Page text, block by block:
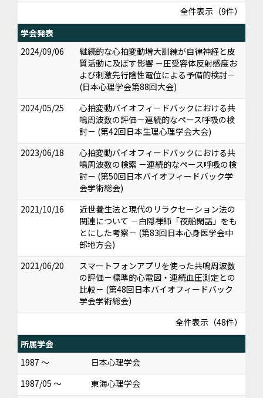
全件表示（9件）
学会発表
2024/09/06
継続的な心拍変動増大訓練が自律神経と皮
質活動に及ぼす影響 －圧受容体反射感度お
よび刺激先行陰性電位による予備的検討－
(日本心理学会第88回大会)
2024/05/25
心拍変動バイオフィードバックにおける共
鳴周波数の評価－連続的なペース呼吸の検
討－ (第42回日本生理心理学会大会)
2023/06/18
心拍変動バイオフィードバックにおける共
鳴周波数の検索 －連続的なペース呼吸の検
討－ (第50回日本バイオフィードバック学
会学術総会)
2021/10/16
近世養生法と現代のリラクセーション法の
関連について －白隠禅師「夜船閑話」をも
とにした考察－ (第83回日本心身医学会中
部地方会)
2021/06/20
スマートフォンアプリを使った共鳴周波数
の評価－標準的心電図・連続血圧測定との
比較－ (第48回日本バイオフィードバック
学会学術総会)
全件表示（48件）
所属学会
1987 ～
日本心理学会
1987/05 ～
東海心理学会